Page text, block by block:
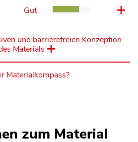
Gut
und barrierefreien Konzeption
Materials
Materialkompass?
zum Material